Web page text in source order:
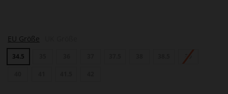
H
A
R
L
EU Größe
34.5 39